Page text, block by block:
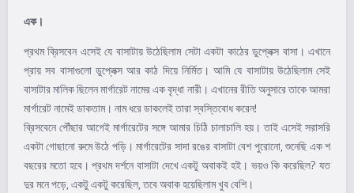
এক।
প্রথম ব্রিসবেন এসেই যে বাসাটায় উঠেছিলাম সেটা একটা কাঠের ডুপ্লেক্স বাসা। এখানে
প্রায় সব বাসাগুলো ডুপ্লেক্স আর কাঠ দিয়ে নির্মিত। আমি যে বাসাটায় উঠেছিলাম সেই
বাসাটার মালিক ছিলেন মার্গারেট নামের এক বৃদ্ধা নারী। এখানের রীতি অনুসারে তাকে আমরা
মার্গারেট নামেই ডাকতাম। নাম ধরে ডাকলেই তারা স্বস্তিবোধ করেন!
ব্রিসবেনে পৌঁছার আগেই মার্গারেটের সঙ্গে আমার চিঠি চালাচালি হয়। তাই এসেই সরাসরি
একটা গোছানো রুমে উঠে পড়ি। মার্গারেটের সাদা রঙের বাসাটা বেশ পুরোনো, শুনেছি এক শ
বছরের মতো হবে। প্রথম দর্শনে বাসাটা দেখে একটু অবাকই হই। ভয়ও কি করেছিল? যত
দুর মনে পড়ে, একটু একটু করেছিল, তবে অবাক হয়েছিলাম খুব বেশি।